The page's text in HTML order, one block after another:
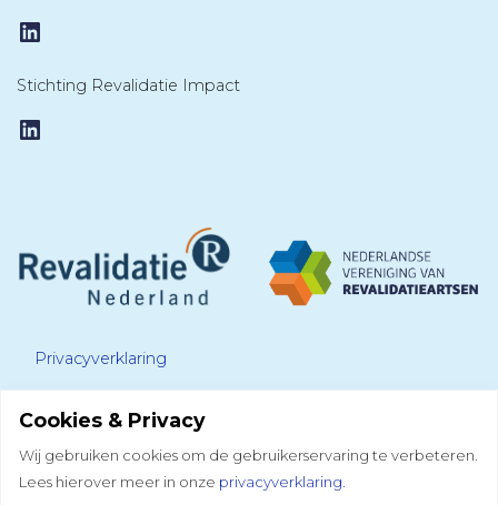
Cookies & Privacy
Wij gebruiken cookies om de gebruikerservaring te verbeteren.
Lees hierover meer in onze privacyverklaring.
LinkedIn
Stichting Revalidatie Impact
LinkedIn
Privacyverklaring
Disclaimer
Colofon